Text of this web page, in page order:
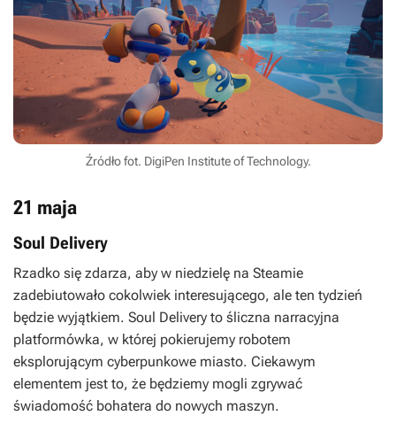
Źródło fot. DigiPen Institute of Technology.
21 maja
Soul Delivery
Rzadko się zdarza, aby w niedzielę na Steamie
zadebiutowało cokolwiek interesującego, ale ten tydzień
będzie wyjątkiem. Soul Delivery to śliczna narracyjna
platformówka, w której pokierujemy robotem
eksplorującym cyberpunkowe miasto. Ciekawym
elementem jest to, że będziemy mogli zgrywać
świadomość bohatera do nowych maszyn.